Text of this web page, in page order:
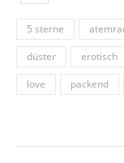
5 sterne
düster
erotisch
love
packend